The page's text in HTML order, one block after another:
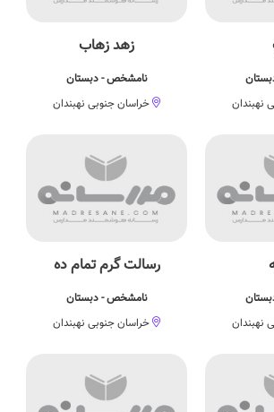
نهبندان
زهد زهاب
نامشخص - دبستان
خراسان جنوبی نهبندان
نهبندان
رسالت گرم تمام ده
نامشخص - دبستان
خراسان جنوبی نهبندان